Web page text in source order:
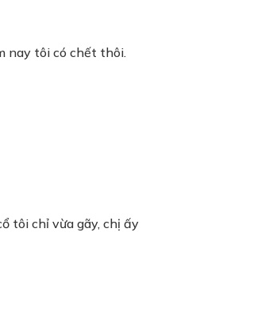
nay tôi có chết thôi.
tôi chỉ vừa gãy, chị ấy